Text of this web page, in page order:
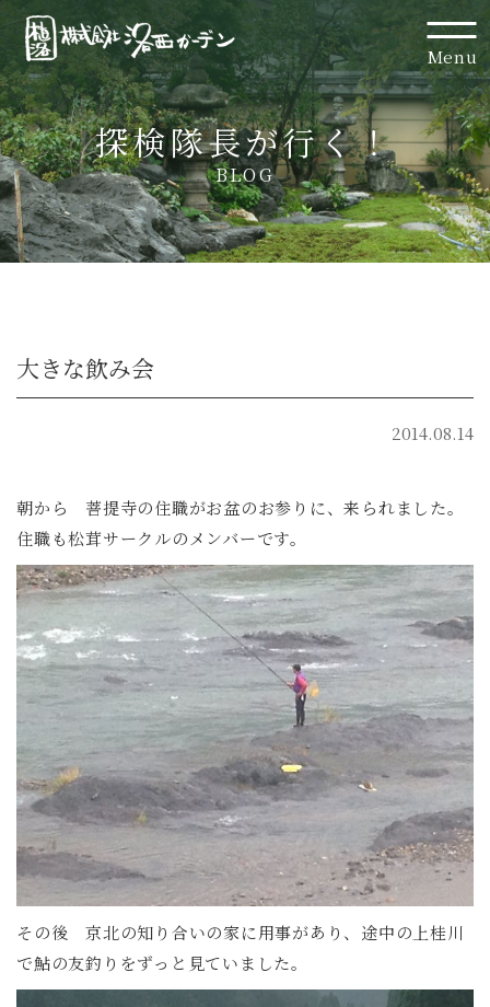
Menu
探検隊長が行く！
BLOG
大きな飲み会
2014.08.14
朝から 菩提寺の住職がお盆のお参りに、来られました。
住職も松茸サークルのメンバーです。
その後 京北の知り合いの家に用事があり、途中の上桂川
で鮎の友釣りをずっと見ていました。